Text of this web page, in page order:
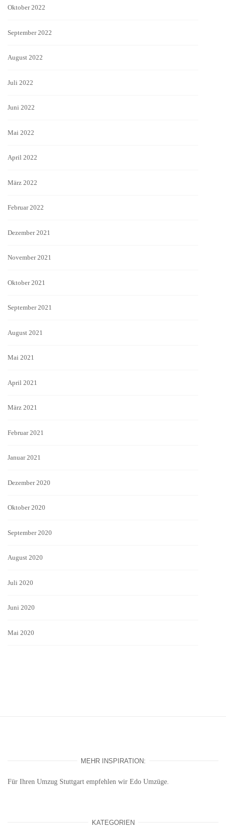
Oktober 2022
September 2022
August 2022
Juli 2022
Juni 2022
Mai 2022
April 2022
März 2022
Februar 2022
Dezember 2021
November 2021
Oktober 2021
September 2021
August 2021
Mai 2021
April 2021
März 2021
Februar 2021
Januar 2021
Dezember 2020
Oktober 2020
September 2020
August 2020
Juli 2020
Juni 2020
Mai 2020
MEHR INSPIRATION:
Für Ihren Umzug Stuttgart empfehlen wir Edo Umzüge.
KATEGORIEN